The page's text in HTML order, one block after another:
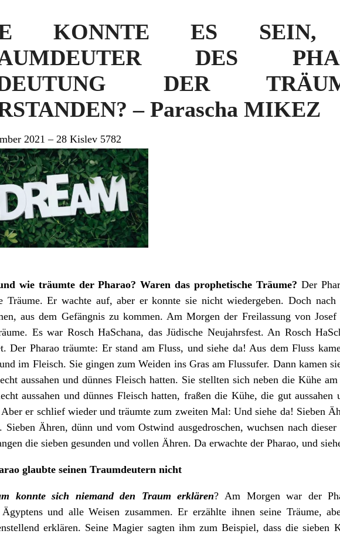
KONNTE ES SEIN,
DES
DER
– Parascha MIKEZ
2021 – 28 Kislev 5782
wie träumte der Pharao?Waren das prophetische Träume? Der
Träume. Er wachte auf, aber er konnte sie nicht wiedergeben. Doch
aus dem Gefängnis zu kommen. Am Morgen der Freilassung von
Es war Rosch HaSchana, das Jüdische Neujahrsfest. An Rosch
Der Pharao träumte: Er stand am Fluss, und siehe da! Aus dem Fluss
im Fleisch. Sie gingen zum Weiden ins Gras am Flussufer. Dann kamen
aussahen und dünnes Fleisch hatten. Sie stellten sich neben die Kühe
aussahen und dünnes Fleisch hatten, fraßen die Kühe, die gut aussahen
Aber er schlief wieder und träumte zum zweiten Mal: Und siehe da! Sieben
Sieben Ähren, dünn und vom Ostwind ausgedroschen, wuchsen nach
die sieben gesunden und vollen Ähren. Da erwachte der Pharao, und
glaubte seinen Traumdeutern nicht
konnte sich niemand den Traum erklären? Am Morgen war der
und alle Weisen zusammen. Er erzählte ihnen seine Träume,
erklären. Seine Magier sagten ihm zum Beispiel, dass die sieben